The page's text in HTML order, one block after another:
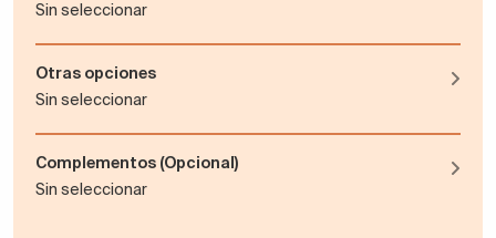
Sin seleccionar
Otras opciones
Sin seleccionar
Complementos (Opcional)
Sin seleccionar